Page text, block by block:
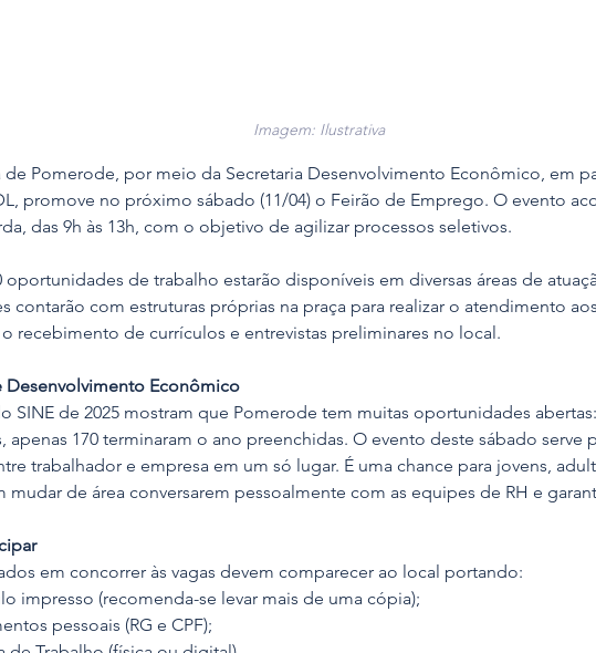
Imagem: Ilustrativa
de Pomerode, por meio da Secretaria Desenvolvimento Econômico, em
promove no próximo sábado (11/04) o Feirão de Emprego. O evento
das 9h às 13h, com o objetivo de agilizar processos seletivos.
oportunidades de trabalho estarão disponíveis em diversas áreas de
contarão com estruturas próprias na praça para realizar o atendimento
recebimento de currículos e entrevistas preliminares no local.
Desenvolvimento Econômico
SINE de 2025 mostram que Pomerode tem muitas oportunidades abertas:
apenas 170 terminaram o ano preenchidas. O evento deste sábado serve
trabalhador e empresa em um só lugar. É uma chance para jovens,
mudar de área conversarem pessoalmente com as equipes de RH e
em concorrer às vagas devem comparecer ao local portando:
impresso (recomenda-se levar mais de uma cópia);
pessoais (RG e CPF);